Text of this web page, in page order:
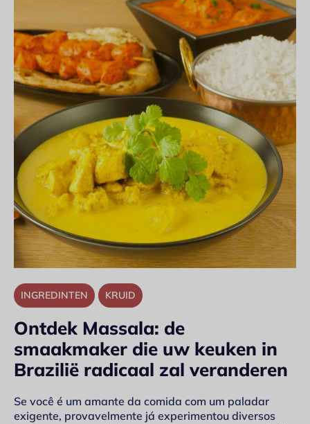
INGREDINTEN KRUID
Ontdek Massala: de
smaakmaker die uw keuken in
Brazilië radicaal zal veranderen
Se você é um amante da comida com um paladar
exigente, provavelmente já experimentou diversos